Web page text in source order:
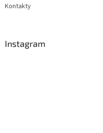
Kontakty
Instagram